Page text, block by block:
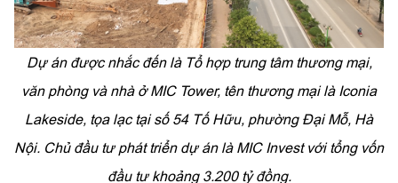
Dự án được nhắc đến là Tổ hợp trung tâm thương mại,
văn phòng và nhà ở MIC Tower, tên thương mại là Iconia
Lakeside, tọa lạc tại số 54 Tố Hữu, phường Đại Mỗ, Hà
Nội. Chủ đầu tư phát triển dự án là MIC Invest với tổng vốn
đầu tư khoảng 3.200 tỷ đồng.